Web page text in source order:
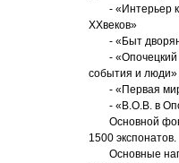
- «Интерьер
XXвеков»
- «Быт
- «Опочецкий
события и люди»
- «Первая
- «В.О.В. в
Основной
1500 экспонатов.
Основные